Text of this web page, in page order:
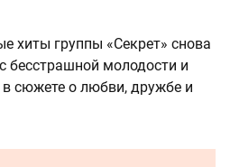
хиты группы «Секрет» снова
бесстрашной молодости и
сюжете о любви, дружбе и